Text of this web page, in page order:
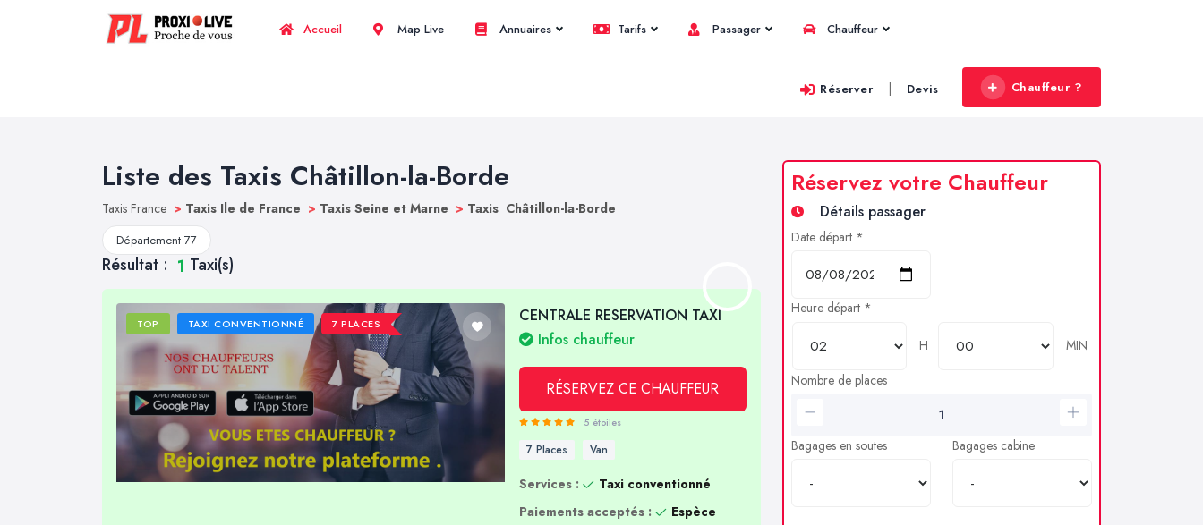
Accueil Map Live Annuaires Tarifs Passager Chauffeur
Réserver | Devis Chauffeur ?
Liste des Taxis Châtillon-la-Borde
Taxis France > Taxis Ile de France > Taxis Seine et Marne > Taxis Châtillon-la-Borde
Département 77
Résultat : 1 Taxi(s)
TOP TAXI CONVENTIONNÉ 7 PLACES
CENTRALE RESERVATION TAXI
Infos chauffeur
RÉSERVEZ CE CHAUFFEUR
5 étoiles
7 Places Van
Services :
Taxi conventionné
Paiements acceptés :
Espèce
Réservez votre Chauffeur
Détails passager
Date départ *
Heure départ *
H
MIN
Nombre de places
Bagages en soutes Bagages cabine